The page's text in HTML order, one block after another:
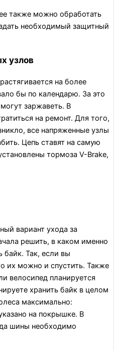
также можно обработать
необходимый защитный
узлов
на более
бы по календарю. За это
заржаветь. В
на ремонт. Для того,
все напряженные узлы
Цепь ставят на самую
тормоза V-Brake,
вариант ухода за
решить, в каком именно
байк. Так, если вы
их можно и спустить. Также
велосипед планируется
хранить байк в целом
максимально:
на покрышке. В
шины необходимо